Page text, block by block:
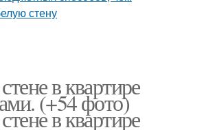
в квартире
(+54 фото)
в квартире